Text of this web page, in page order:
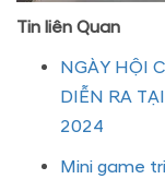
Tin liên Quan
NGÀY HỘI
DIỄN RA
2024
Mini game